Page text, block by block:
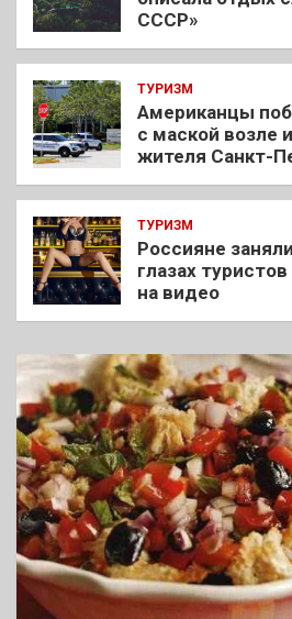
СССР»
ТУРИЗМ
Американцы
с маской возле
жителя Санкт-
ТУРИЗМ
Россияне
глазах
на видео